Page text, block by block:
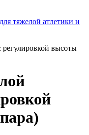
тяжелой атлетики и
высоты